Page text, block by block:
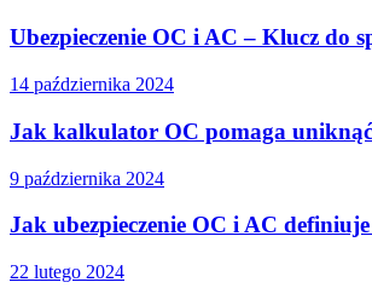
Ubezpieczenie OC i AC – Klucz do
14 października 2024
Jak kalkulator OC pomaga uniknąć
9 października 2024
Jak ubezpieczenie OC i AC
22 lutego 2024